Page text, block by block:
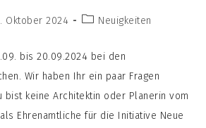
Oktober 2024
Beitrags-
Neuigkeiten
bis 20.09.2024 bei den
Wir haben Ihr ein paar Fragen
bist keine Architektin oder Planerin vom
Ehrenamtliche für die Initiative Neue